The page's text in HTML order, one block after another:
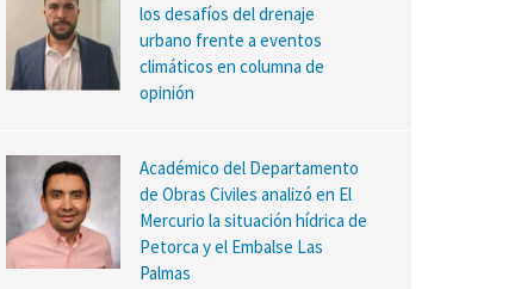
los desafíos del drenaje
urbano frente a eventos
climáticos en columna de
opinión
Académico del Departamento
de Obras Civiles analizó en El
Mercurio la situación hídrica de
Petorca y el Embalse Las
Palmas